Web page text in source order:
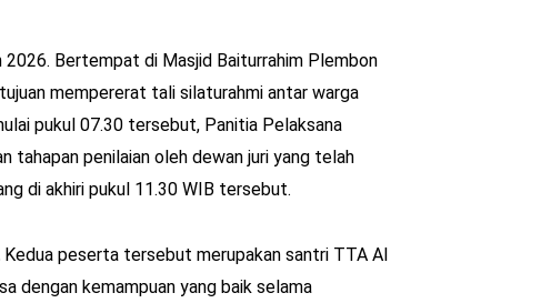
Bertempat di Masjid Baiturrahim Plembon
mempererat tali silaturahmi antar warga
pukul 07.30 tersebut, Panitia Pelaksana
tahapan penilaian oleh dewan juri yang telah
di akhiri pukul 11.30 WIB tersebut.
Kedua peserta tersebut merupakan santri TTA Al
dengan kemampuan yang baik selama